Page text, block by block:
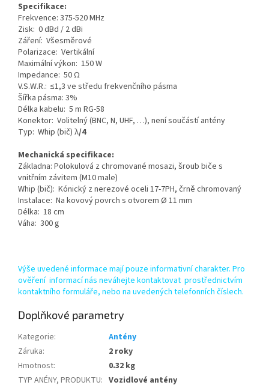
Specifikace:
Frekvence: 375-520 MHz
Zisk: 0 dBd / 2 dBi
Záření: Všesměrové
Polarizace: Vertikální
Maximální výkon: 150 W
Impedance: 50 Ω
V.S.W.R.: ≤1,3 ve středu frekvenčního pásma
Šířka pásma: 3%
Délka kabelu: 5 m RG-58
Konektor: Volitelný (BNC, N, UHF, …), není součástí antény
Typ: Whip (bič) λ/4
Mechanická specifikace:
Základna: Polokulová z chromované mosazi, šroub biče s
vnitřním závitem (M10 male)
Whip (bič): Kónický z nerezové oceli 17-7PH, črně chromovaný
Instalace: Na kovový povrch s otvorem Ø 11 mm
Délka: 18 cm
Váha: 300 g
Výše uvedené informace mají pouze informativní charakter. Pro
ověření informací nás neváhejte kontaktovat prostřednictvím
kontaktního formuláře, nebo na uvedených telefonních číslech.
Doplňkové parametry
Kategorie:
Antény
Záruka:
2 roky
Hmotnost:
0.32 kg
TYP ANÉNY, PRODUKTU: Vozidlové antény